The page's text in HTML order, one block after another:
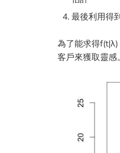
最後利用得
為了能求得
客戶來獲取靈感